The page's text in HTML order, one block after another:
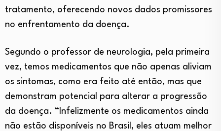
tratamento, oferecendo novos dados promissores
no enfrentamento da doença.
Segundo o professor de neurologia, pela primeira
vez, temos medicamentos que não apenas aliviam
os sintomas, como era feito até então, mas que
demonstram potencial para alterar a progressão
da doença. “Infelizmente os medicamentos ainda
não estão disponíveis no Brasil, eles atuam melhor